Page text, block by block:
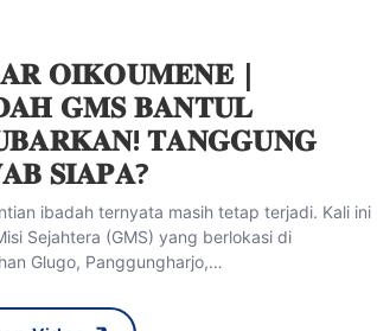
𝐎𝐈𝐊𝐎𝐔𝐌𝐄𝐍𝐄 |
𝐆𝐌𝐒 𝐁𝐀𝐍𝐓𝐔𝐋
𝐓𝐀𝐍𝐆𝐆𝐔𝐍𝐆
𝐒𝐈𝐀𝐏𝐀?
ibadah ternyata masih tetap terjadi. Kali ini
Sejahtera (GMS) yang berlokasi di
Glugo, Panggungharjo,…